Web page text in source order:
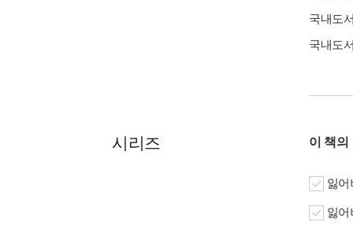
국내도
국내도
시리즈 이 책의
잃어
잃어